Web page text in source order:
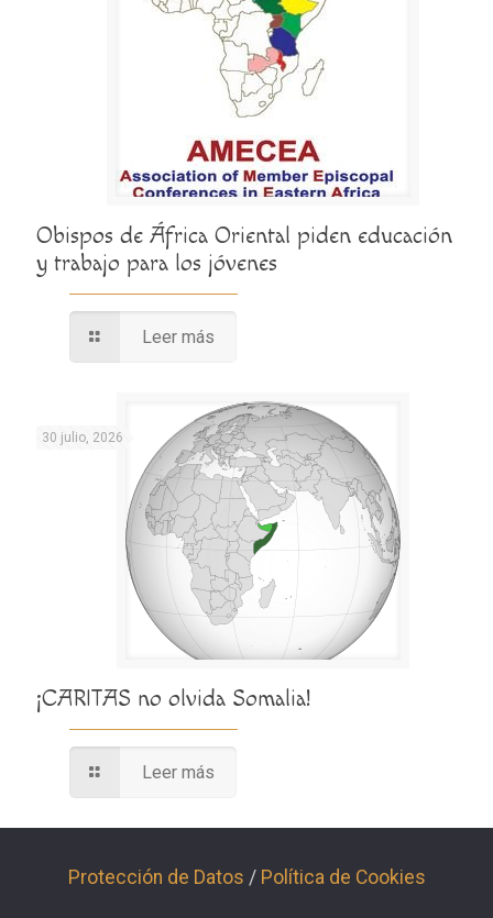
Obispos de África Oriental piden educación
y trabajo para los jóvenes
Leer más
30 julio, 2026
¡CARITAS no olvida Somalia!
Leer más
Protección de Datos / Política de Cookies